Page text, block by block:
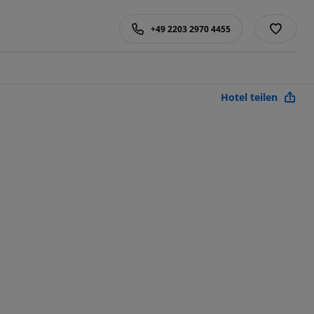
+49 2203 2970 4455
Hotel teilen